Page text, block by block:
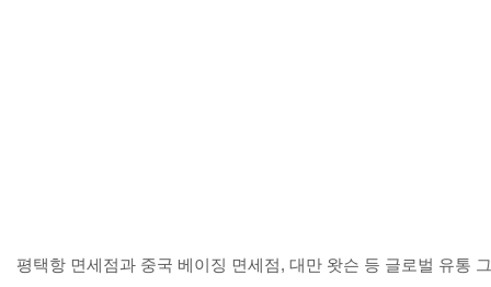
평택항 면세점과 중국 베이징 면세점, 대만 왓슨 등 글로벌 유통